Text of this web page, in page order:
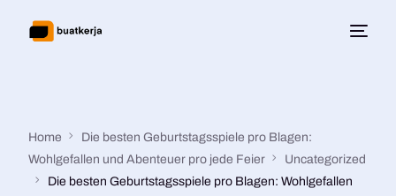
Home
Die besten Geburtstagsspiele pro Blagen:
Wohlgefallen und Abenteuer pro jede Feier
Uncategorized
Die besten Geburtstagsspiele pro Blagen: Wohlgefallen